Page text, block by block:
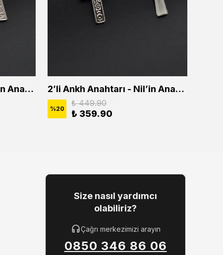
2'li Ankh Anahtarı - Nil'in Anahtarı Erkek Kadın Kolye Seti 2’li Ankh Anahtarı - Nil’in Anahtarı Erkek Kadın Kolye Seti
%20
₺ 449.90
₺ 359.90
Size nasıl yardımcı
olabiliriz?
Çağrı merkezimizi arayın
0850 346 86 06